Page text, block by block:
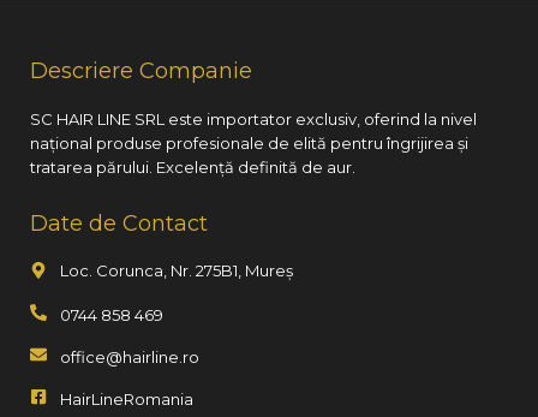
Descriere Companie
SC HAIR LINE SRL este importator exclusiv, oferind la nivel
național produse profesionale de elită pentru îngrijirea și
tratarea părului. Excelență definită de aur.
Date de Contact
Loc. Corunca, Nr. 275B1, Mureș
0744 858 469
office@hairline.ro
HairLineRomania